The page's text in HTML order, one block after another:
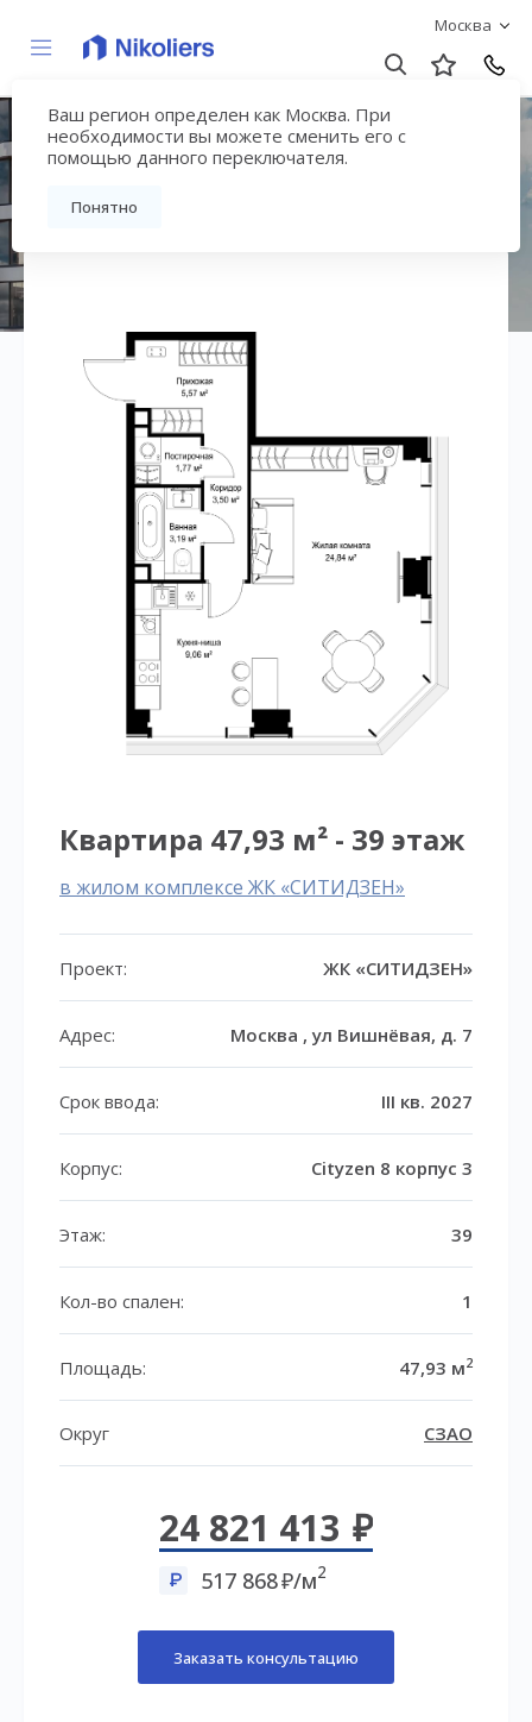
Москва
Ваш регион определен как Москва. При
необходимости вы можете сменить его с
помощью данного переключателя.
Понятно
ЖК «СИТИДЗЕН»
Вернуться на страницу жилого комплекса
Квартира 47,93 м² - 39 этаж
в жилом комплексе ЖК «СИТИДЗЕН»
Проект: ЖК «СИТИДЗЕН»
Адрес: Москва , ул Вишнёвая, д. 7
Срок ввода: III кв. 2027
Корпус: Cityzen 8 корпус 3
Этаж: 39
Кол-во спален: 1
Площадь: 47,93 м2
Округ СЗАО
24 821 413
517 868 /м2
Заказать консультацию